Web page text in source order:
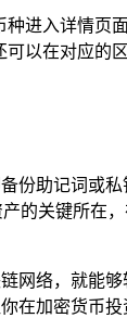
进入详情页
以在对应的
助记词或
的关键所在
网络，就能
在加密货币投